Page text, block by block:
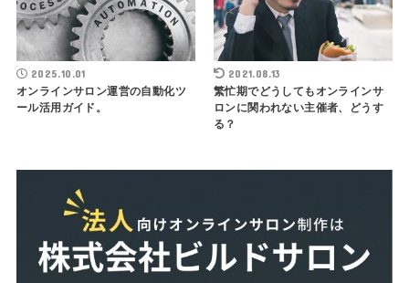
2025.10.01
オンラインサロン運営の自動化ツ
ール活用ガイド。
2021.08.13
繁忙期でどうしてもオンラインサ
ロンに関われない主催者、どうす
る？